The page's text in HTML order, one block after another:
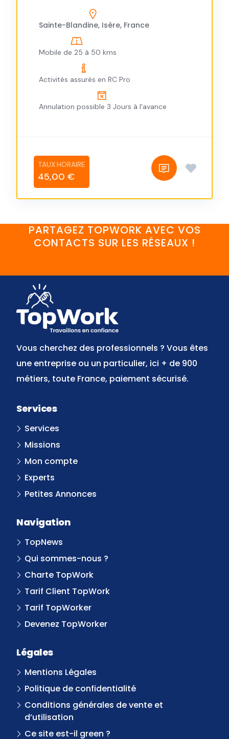
Sainte-Blandine, Isère, France
Mobile de 25 à 50 kms
Activités assurés en RC Pro
Annulation possible 3 Jours à l'avance
45,00 €
PARTAGEZ TOPWORK AVEC VOS
CONTACTS SUR LES RÉSEAUX !
Vous cherchez des professionnels ? Vous êtes
une entreprise ou un particulier, ici + de 900
métiers, toute France, paiement sécurisé.
Services
Services
Missions
Mon compte
Experts
Petites Annonces
Navigation
TopNews
Qui sommes-nous ?
Charte TopWork
Tarif Client TopWork
Tarif TopWorker
Devenez TopWorker
Légales
Mentions Légales
Politique de confidentialité
Conditions générales de vente et
d’utilisation
Ce site est-il green ?